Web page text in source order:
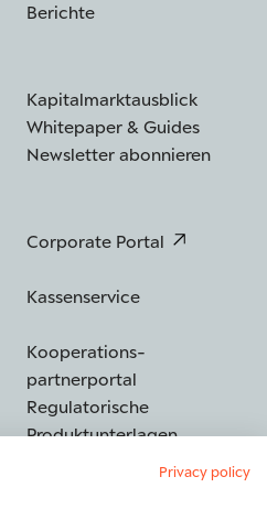
Berichte
Kapitalmarktausblick
Whitepaper & Guides
Newsletter abonnieren
Corporate Portal
Kassenservice
Kooperations­
partnerportal
Regulatorische
Produktunterlagen
Privacy policy